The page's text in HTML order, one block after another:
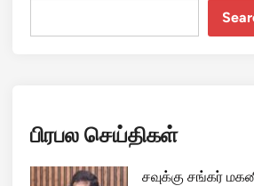
பிரபல செய்திகள்
சவுக்கு சங்கர்